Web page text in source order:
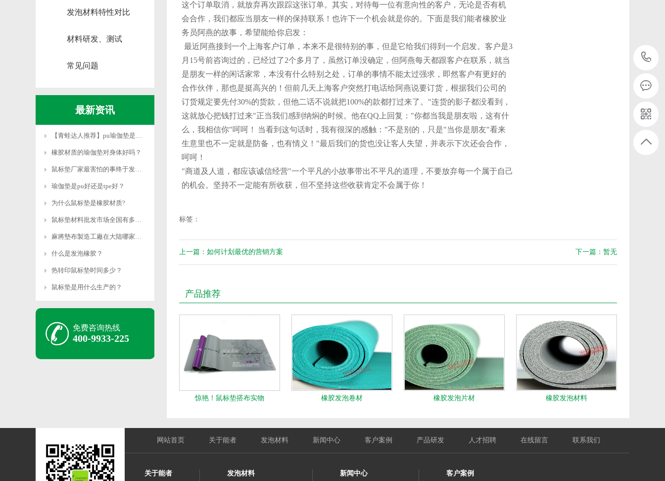
发泡材料特性对比
材料研发、测试
常见问题
最新资讯
【青蛙达人推荐】pu瑜伽垫是什么材质
橡胶材质的瑜伽垫对身体好吗？
鼠标垫厂家最害怕的事终于发生了！
瑜伽垫是pu好还是tpe好？
为什么鼠标垫是橡胶材质?
鼠标垫材料批发市场全国有多少？
麻將墊布製造工廠在大陆哪家好？
什么是发泡橡胶？
热转印鼠标垫时间多少？
鼠标垫是用什么生产的？
免费咨询热线
400-9933-225
这个订单取消，就放弃再次跟踪这张订单。其实，对待每一位有意向性的客户，无论是否有机
会合作，我们都应当朋友一样的保持联系！也许下一个机会就是你的。下面是我们能者橡胶业
务员阿燕的故事，希望能给你启发：
最近阿燕接到一个上海客户订单，本来不是很特别的事，但是它给我们得到一个启发。客户是3
月15号前咨询过的，已经过了2个多月了，虽然订单没确定，但阿燕每天都跟客户在联系，就当
是朋友一样的闲话家常，本没有什么特别之处，订单的事情不能太过强求，即然客户有更好的
合作伙伴，那也是挺高兴的！但前几天上海客户突然打电话给阿燕说要订货，根据我们公司的
订货规定要先付30%的货款，但他二话不说就把100%的款都打过来了。"连货的影子都没看到，
这就放心把钱打过来"正当我们感到纳焖的时候。他在QQ上回复："你都当我是朋友啦，这有什
么，我相信你"呵呵！ 当看到这句话时，我有很深的感触："不是别的，只是"当你是朋友"看来
生意里也不一定就是防备，也有情义！"最后我们的货也没让客人失望，并表示下次还会合作，
呵呵！
"商道及人道，都应该诚信经营"一个平凡的小故事带出不平凡的道理，不要放弃每一个属于自己
的机会。坚持不一定能有所收获，但不坚持这些收获肯定不会属于你！
标签：
上一篇：如何计划最优的营销方案 下一篇：暂无
产品推荐
惊艳！鼠标垫搭布实物 橡胶发泡卷材 橡胶发泡片材 橡胶发泡材料
网站首页 关于能者 发泡材料 新闻中心 客户案例 产品研发 人才招聘 在线留言 联系我们
关于能者 发泡材料 新闻中心 客户案例